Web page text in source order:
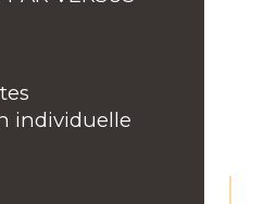
individuelle